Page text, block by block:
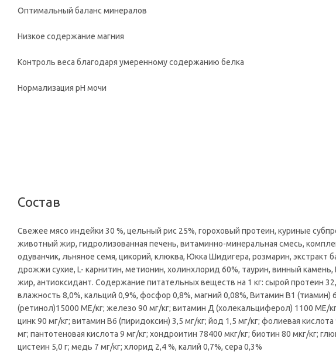
Оптимальный баланс минералов
Низкое содержание магния
Контроль веса благодаря умеренному содержанию белка
Нормализация pH мочи
Состав
Свежее мясо индейки 30 %, цельный рис 25%, гороховый протеин, куриные
животный жир, гидролизованная печень, витаминно-минеральная смесь,
одуванчик, льняное семя, цикорий, клюква, Юкка Шидигера, розмарин, экстракт
дрожжи сухие, L- карнитин, метионин, холинхлорид 60%, таурин, винный
жир, антиоксидант. Содержание питательных веществ на 1 кг: сырой протеин
влажность 8,0%, кальций 0,9%, фосфор 0,8%, магний 0,08%, Витамин В1
(ретинол)15000 МЕ/кг; железо 90 мг/кг; витамин Д (холекальциферол) 1100 МЕ/
цинк 90 мг/кг; витамин В6 (пиридоксин) 3,5 мг/кг; йод 1,5 мг/кг; фолиевая
мг; пантотеновая кислота 9 мг/кг; хондроитин 78400 мкг/кг; биотин 80 мкг/кг;
цистеин 5,0 г; медь 7 мг/кг; хлорид 2,4 %, калий 0,7%, сера 0,3%